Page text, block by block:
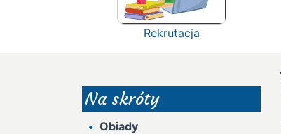
Rekrutacja
Na skróty
Obiady